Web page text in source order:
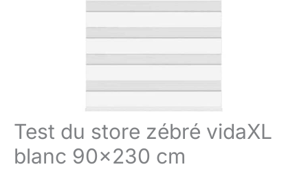
Test du store zébré vidaXL
blanc 90×230 cm